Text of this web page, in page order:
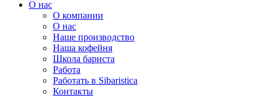
О нас
O компании
О нас
Наше производство
Наша кофейня
Школа бариста
Работа
Работать в Sibaristica
Контакты